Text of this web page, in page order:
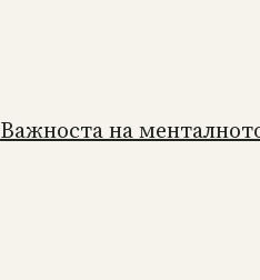
Важноста на